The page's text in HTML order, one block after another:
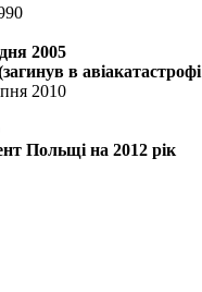
2005
в
2010
Польщі на 2012 рік